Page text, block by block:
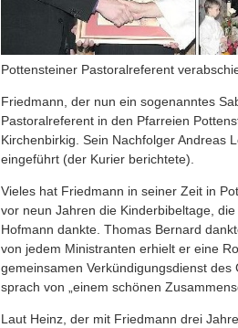
Pottensteiner Pastoralreferent
Friedmann, der nun ein sogenanntes
Pastoralreferent in den Pfarreien
Kirchenbirkig. Sein Nachfolger Andreas
eingeführt (der Kurier berichtete).
Vieles hat Friedmann in seiner Zeit in
vor neun Jahren die Kinderbibeltage,
Hofmann dankte. Thomas Bernard
von jedem Ministranten erhielt er eine
gemeinsamen Verkündigungsdienst des
sprach von „einem schönen
Laut Heinz, der mit Friedmann drei